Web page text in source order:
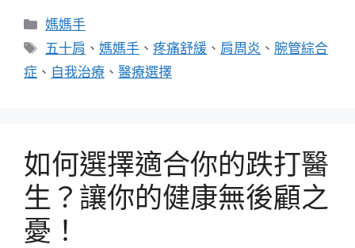
分
類
媽媽手
標
籤
五十肩 、媽媽手 、疼痛舒緩 、 肩周炎 、 腕管綜合
症 、 自我治療 、 醫療選擇
如何選擇適合你的跌打醫
生？讓你的健康無後顧之
憂！